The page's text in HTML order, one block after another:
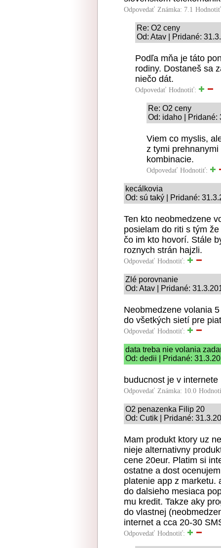
Odpovedať Známka: 7.1
Re: O2 ceny
Od: Atav | Pridané:
Podľa mňa je táto
rodiny. Dostaneš sa
niečo dát.
Odpovedať Hodnotiť:
Re: O2 ceny
Od: idaho | Pridané:
Viem co myslis,
z tymi
kombinacie.
Odpovedať Hodnotiť:
kecálkovia
Od: sú taký | Pridané:
Ten kto neobmedzene
posielam do riti s tým
čo im kto hovorí. Stále
roznych strán hajzli.
Odpovedať Hodnotiť:
Zlé porovnanie
Od: Atav | Pridané:
Neobmedzene volania
do všetkých sietí pre
Odpovedať Hodnotiť:
data treba nie volania
Od: dedii | Pridané:
buducnost je v
Odpovedať Známka: 10.0
O2 penazenka Filip 20
Od: Cutik | Pridané:
Mam produkt ktory uz
nieje alternativny
cene 20eur. Platim si
ostatne a dost
platenie app z marketu.
do dalsieho mesiaca
mu kredit. Takze aky
do vlastnej
internet a cca 20-30
Odpovedať Hodnotiť: